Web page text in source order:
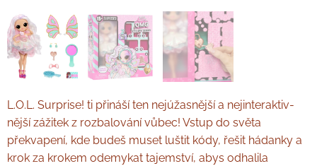
L.O.L. Surprise! ti přináší ten nejúžasnější a nejinteraktiv­
nější zážitek z rozbalování vůbec! Vstup do světa
překvapení, kde budeš muset luštit kódy, řešit hádanky a
krok za krokem odemykat tajemství, abys odhalila